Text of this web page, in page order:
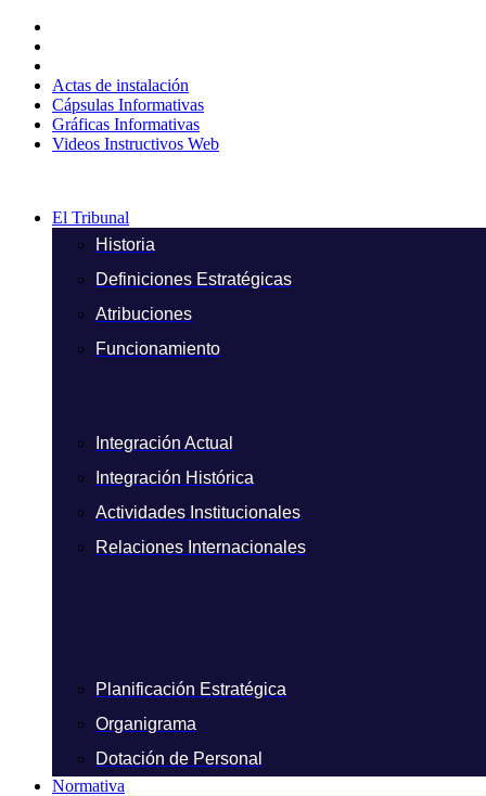
contenido
Actas de instalación
Cápsulas Informativas
Gráficas Informativas
Videos Instructivos Web
El Tribunal
Historia
Definiciones Estratégicas
Atribuciones
Funcionamiento
Integración Actual
Integración Histórica
Actividades Institucionales
Relaciones Internacionales
Planificación Estratégica
Organigrama
Dotación de Personal
Normativa